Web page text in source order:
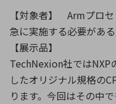
【対象者】 Armプロ
急に実施する必要があ
【展示品】
TechNexion社ではNXP
したオリジナル規格の
ります。今回はその中